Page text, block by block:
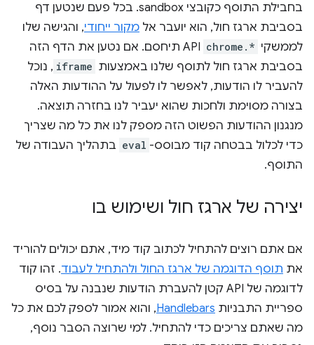
בחבילת התוסף כקובצי sandbox. בכל פעם שנטען דף
בסביבת ארגז חול, הוא יועבר אל מקור ייחודי, והגישה שלו
לממשקי chrome.*
API תיחסם. אם נטען את הדף הזה
בסביבת ארגז חול לתוסף שלנו באמצעות iframe , נוכל
להעביר לו הודעות, לאפשר לו לפעול על ההודעות האלה
בצורה מסוימת ולחכות שהוא יעביר לנו בחזרה תוצאה.
מנגנון ההודעות הפשוט הזה מספק לנו את כל מה שצריך
כדי לכלול בבטחה קוד מבוסס- eval בתהליך העבודה של
התוסף.
יצירה של ארגז חול ושימוש בו
אם אתם רוצים להתחיל לכתוב קוד מיד, אתם יכולים להוריד
את תוסף הדוגמה של ארגז החול ולהתחיל לעבוד. זהו קוד
לדוגמה של API קטן להעברת הודעות שנבנה על בסיס
ספריית התבניות Handlebars, והוא אמור לספק לכם את כל
מה שאתם צריכים כדי להתחיל. למי שרוצה הסבר נוסף,